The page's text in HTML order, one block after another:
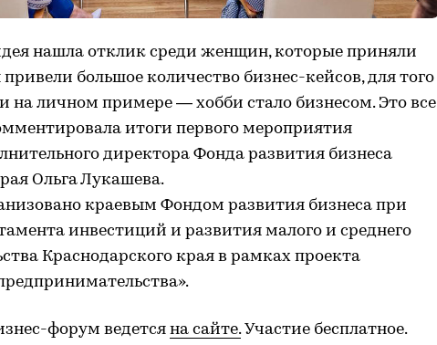
нашла отклик среди женщин, которые приняли
большое количество бизнес-кейсов, для того
на личном примере — хобби стало бизнесом. Это все
итоги первого мероприятия
директора Фонда развития бизнеса
Ольга Лукашева.
краевым Фондом развития бизнеса при
инвестиций и развития малого и среднего
Краснодарского края в рамках проекта
форум ведется на сайте.Участие бесплатное.